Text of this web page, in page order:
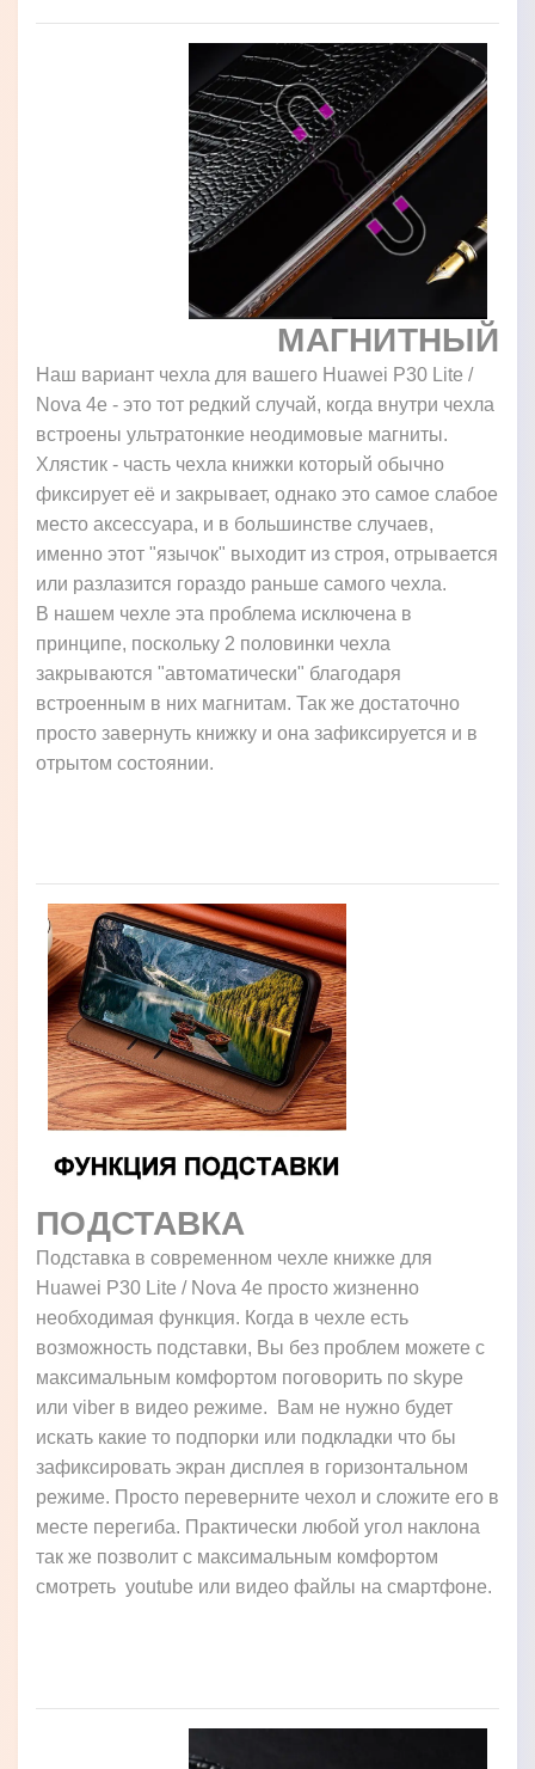
МАГНИТНЫЙ
Наш вариант чехла для вашего Huawei P30 Lite /
Nova 4e - это тот редкий случай, когда внутри чехла
встроены ультратонкие неодимовые магниты.
Хлястик - часть чехла книжки который обычно
фиксирует её и закрывает, однако это самое слабое
место аксессуара, и в большинстве случаев,
именно этот "язычок" выходит из строя, отрывается
или разлазится гораздо раньше самого чехла.
В нашем чехле эта проблема исключена в
принципе, поскольку 2 половинки чехла
закрываются "автоматически" благодаря
встроенным в них магнитам. Так же достаточно
просто завернуть книжку и она зафиксируется и в
отрытом состоянии.
ПОДСТАВКА
Подставка в современном чехле книжке для
Huawei P30 Lite / Nova 4e просто жизненно
необходимая функция. Когда в чехле есть
возможность подставки, Вы без проблем можете с
максимальным комфортом поговорить по skype
или viber в видео режиме. Вам не нужно будет
искать какие то подпорки или подкладки что бы
зафиксировать экран дисплея в горизонтальном
режиме. Просто переверните чехол и сложите его в
месте перегиба. Практически любой угол наклона
так же позволит с максимальным комфортом
смотреть youtube или видео файлы на смартфоне.